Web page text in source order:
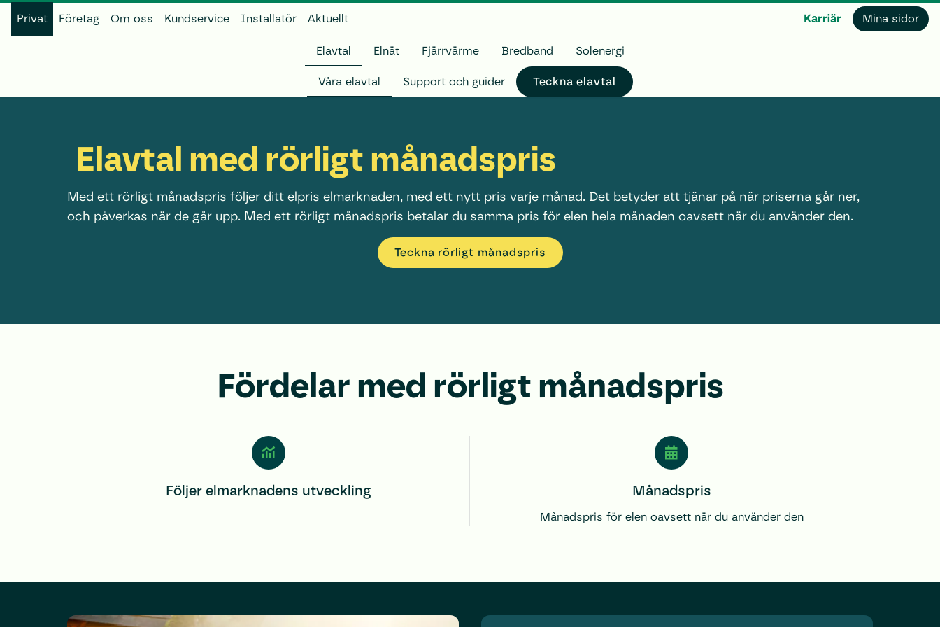
Privat Företag Om oss Kundservice Installatör Aktuellt Karriär Mina sidor
Elavtal Elnät Fjärrvärme Bredband Solenergi
Våra elavtal Support och guider Teckna el­avtal
Elavtal med rörligt månadspris
Med ett rörligt månadspris följer ditt elpris elmarknaden, med ett nytt pris varje månad. Det betyder att tjänar på när priserna går ner,
och påverkas när de går upp. Med ett rörligt månadspris betalar du samma pris för elen hela månaden oavsett när du använder den.
Teckna rörligt månadspris
Fördelar med rörligt månadspris
Följer elmarknadens utveckling Månadspris
Månadspris för elen oavsett när du använder den